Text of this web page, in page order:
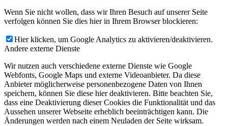
Wenn Sie nicht wollen, dass wir Ihren Besuch auf unserer Seite
verfolgen können Sie dies hier in Ihrem Browser blockieren:
Hier klicken, um Google Analytics zu aktivieren/deaktivieren.
Andere externe Dienste
Wir nutzen auch verschiedene externe Dienste wie Google
Webfonts, Google Maps und externe Videoanbieter. Da diese
Anbieter möglicherweise personenbezogene Daten von Ihnen
speichern, können Sie diese hier deaktivieren. Bitte beachten Sie,
dass eine Deaktivierung dieser Cookies die Funktionalität und das
Aussehen unserer Webseite erheblich beeinträchtigen kann. Die
Änderungen werden nach einem Neuladen der Seite wirksam.